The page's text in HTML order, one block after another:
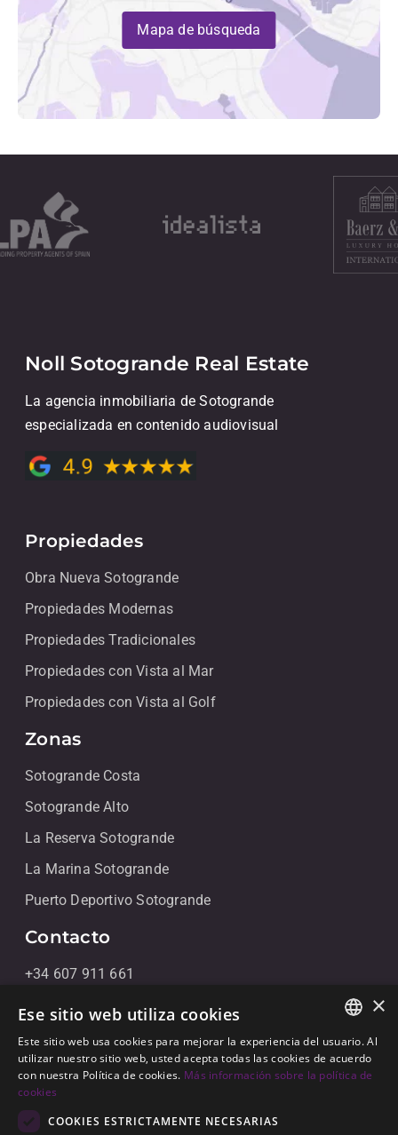
Mapa de búsqueda
Noll Sotogrande Real Estate
La agencia inmobiliaria de Sotogrande
especializada en contenido audiovisual
Propiedades
Obra Nueva Sotogrande
Propiedades Modernas
Propiedades Tradicionales
Propiedades con Vista al Mar
Propiedades con Vista al Golf
Zonas
Sotogrande Costa
Sotogrande Alto
La Reserva Sotogrande
La Marina Sotogrande
Puerto Deportivo Sotogrande
Contacto
+34 607 911 661
+34 856 091 709
info@noll-sotogrande.com
Contáctanos
Galerias Paniagua Local 43 Avenida de Paniagua, s/n
11310 Sotogrande, Cádiz
ENGLISH
SPANISH
×
Ese sitio web utiliza cookies
Este sitio web usa cookies para mejorar la experiencia del usuario. Al
utilizar nuestro sitio web, usted acepta todas las cookies de acuerdo
con nuestra Política de cookies. Más información sobre la política de
cookies
COOKIES ESTRICTAMENTE NECESARIAS